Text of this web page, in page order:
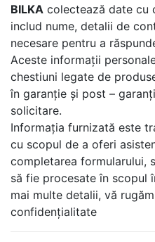
BILKA colectează date cu
includ nume, detalii de
necesare pentru a
Aceste informații
chestiuni legate de
în garanție și post –
solicitare.
Informația furnizată este
cu scopul de a oferi
completarea formularului,
să fie procesate în scopul
mai multe detalii, vă
confidențialitate